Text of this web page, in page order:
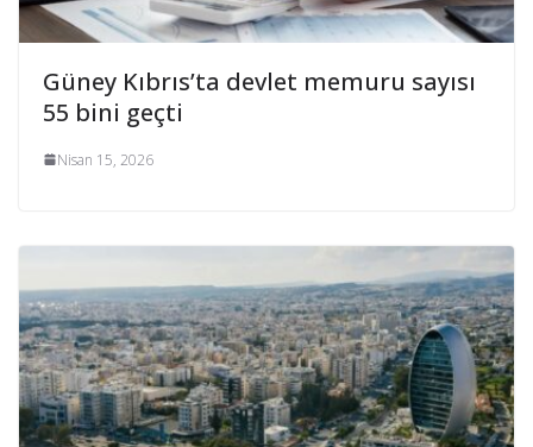
Güney Kıbrıs’ta devlet memuru sayısı
55 bini geçti
Nisan 15, 2026